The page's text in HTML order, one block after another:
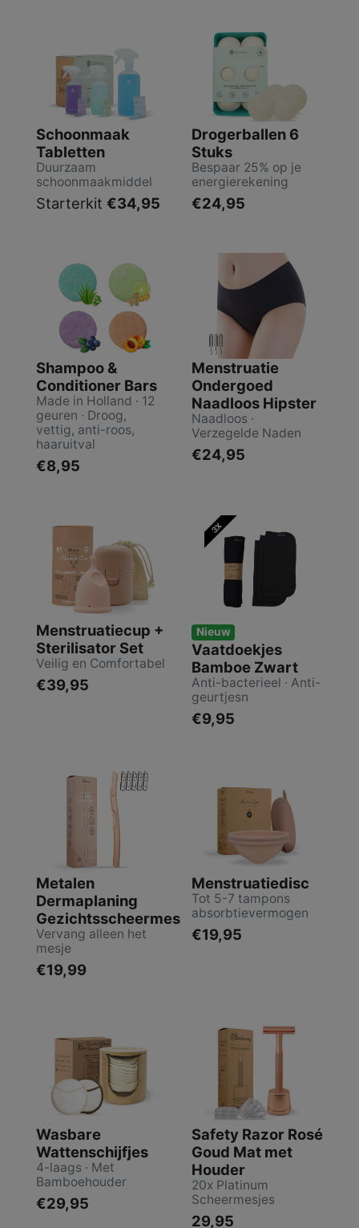
Schoonmaak
Tabletten
Duurzaam
schoonmaakmiddel
Starterkit €34,95
Drogerballen 6
Stuks
Bespaar 25% op je
energierekening
€24,95
Shampoo &
Conditioner Bars
Made in Holland · 12
geuren · Droog,
vettig, anti-roos,
haaruitval
€8,95
Menstruatie
Ondergoed
Naadloos Hipster
Naadloos ·
Verzegelde Naden
€24,95
Menstruatiecup +
Sterilisator Set
Veilig en Comfortabel
€39,95
Nieuw
Vaatdoekjes
Bamboe Zwart
Anti-bacterieel · Anti-
geurtjesn
€9,95
Metalen
Dermaplaning
Gezichtsscheermes
Vervang alleen het
mesje
€19,99
Menstruatiedisc
Tot 5-7 tampons
absorbtievermogen
€19,95
Wasbare
Wattenschijfjes
4-laags · Met
Bamboehouder
€29,95
Safety Razor Rosé
Goud Mat met
Houder
20x Platinum
Scheermesjes
29,95